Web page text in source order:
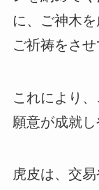
に、ご神木
ご祈祷をさ
これにより
願意が成就し
虎皮は、交